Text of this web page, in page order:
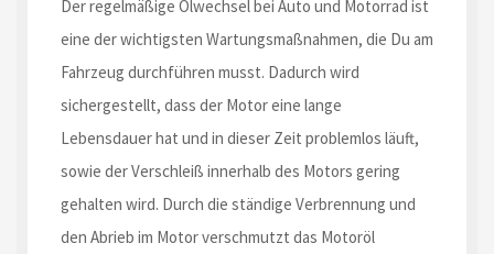
Der regelmäßige Ölwechsel bei Auto und Motorrad ist
eine der wichtigsten Wartungsmaßnahmen, die Du am
Fahrzeug durchführen musst. Dadurch wird
sichergestellt, dass der Motor eine lange
Lebensdauer hat und in dieser Zeit problemlos läuft,
sowie der Verschleiß innerhalb des Motors gering
gehalten wird. Durch die ständige Verbrennung und
den Abrieb im Motor verschmutzt das Motoröl